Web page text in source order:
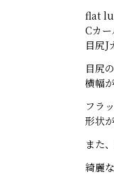
flat
Cカー
目尻J
目尻
横幅
フラ
形状
また
綺麗